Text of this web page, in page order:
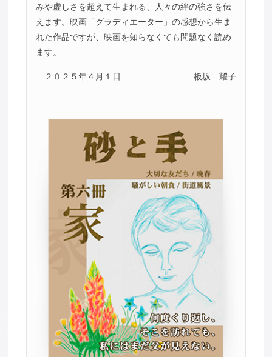
みや虚しさを超えて生まれる、人々の絆の強さを伝
えます。映画「グラディエーター」の感想から生ま
れた作品ですが、映画を知らなくても問題なく読め
ます。
２０２５年４月１日 板坂 耀子